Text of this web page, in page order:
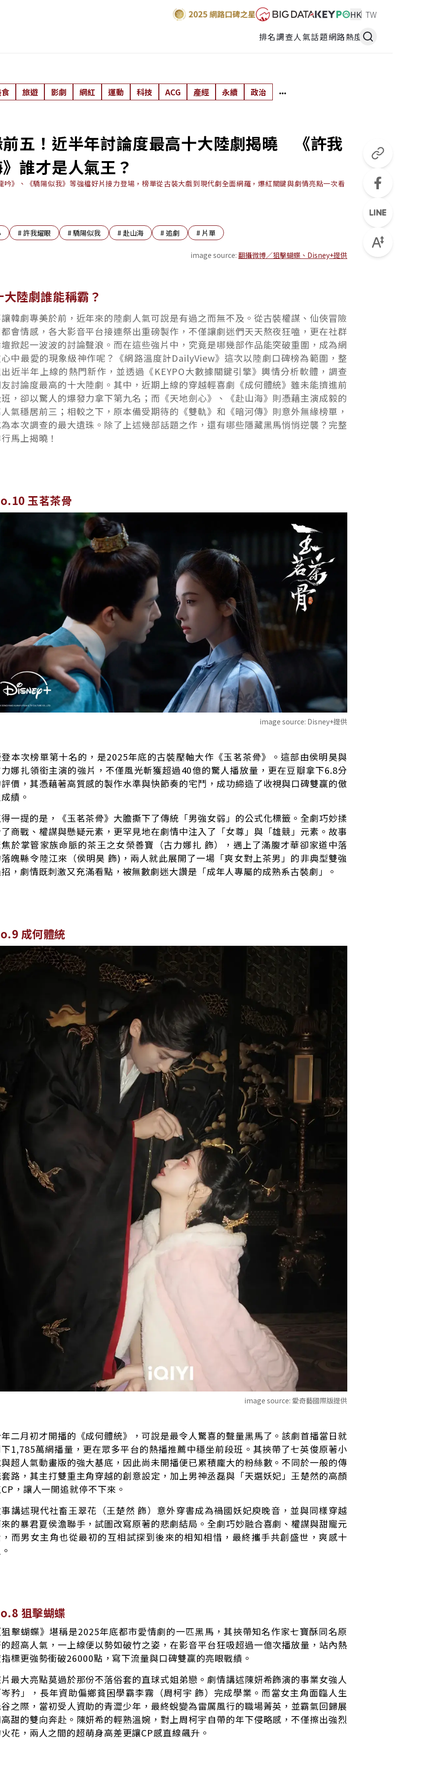
HK TW
排名調查人氣話題網路熱度
旅遊 影劇 網紅 運動 科技 ACG 產經 永續 政治
五！近半年討論度最高十大陸劇揭曉 《許我
誰才是人氣王？
》、《驕陽似我》等強檔好片接力登場，榜單從古裝大戲到現代劇全面網羅，爆紅關鍵與劇情亮點一次看
#許我耀眼 #驕陽似我 #赴山海 #追劇 # 片單
image source: 翻攝微博／狙擊蝴蝶、Disney+提供
大陸劇誰能稱霸？
韓劇專美於前，近年來的陸劇人氣可說是有過之而無不及。從古裝權謀、仙俠冒險
會情感，各大影音平台接連祭出重磅製作，不僅讓劇迷們天天熬夜狂嗑，更在社群
掀起一波波的討論聲浪。而在這些強片中，究竟是哪幾部作品能突破重圍，成為網
中最愛的現象級神作呢？《網路溫度計DailyView》這次以陸劇口碑榜為範圍，整
近半年上線的熱門新作，並透過《KEYPO大數據關鍵引擎》輿情分析軟體，調查
討論度最高的十大陸劇。其中，近期上線的穿越輕喜劇《成何體統》雖未能擠進前
，卻以驚人的爆發力拿下第九名；而《天地劍心》、《赴山海》則憑藉主演成毅的
氣穩居前三；相較之下，原本備受期待的《雙軌》和《暗河傳》則意外無緣榜單，
本次調查的最大遺珠。除了上述幾部話題之作，還有哪些隱藏黑馬悄悄逆襲？完整
馬上揭曉！
玉茗茶骨
image source: Disney+提供
本次榜單第十名的，是2025年底的古裝壓軸大作《玉茗茶骨》。這部由侯明昊與
娜扎領銜主演的強片，不僅風光斬獲超過40億的驚人播放量，更在豆瓣拿下6.8分
價，其憑藉著高質感的製作水準與快節奏的宅鬥，成功締造了收視與口碑雙贏的傲
績。
一提的是，《玉茗茶骨》大膽撕下了傳統「男強女弱」的公式化標籤。全劇巧妙揉
商戰、權謀與懸疑元素，更罕見地在劇情中注入了「女尊」與「雄競」元素。故事
於掌管家族命脈的茶王之女榮善寶（古力娜扎 飾），遇上了滿腹才華卻家道中落
魄縣令陸江來（侯明昊 飾)，兩人就此展開了一場「爽女對上茶男」的非典型雙強
，劇情既刺激又充滿看點，被無數劇迷大讚是「成年人專屬的成熟系古裝劇」。
成何體統
image source: 愛奇藝國際版提供
二月初才開播的《成何體統》，可說是最令人驚喜的聲量黑馬了。該劇首播當日就
1,785萬網播量，更在眾多平台的熱播推薦中穩坐前段班。其挾帶了七英俊原著小
超人氣動畫版的強大基底，因此尚未開播便已累積龐大的粉絲數。不同於一般的傳
路，其主打雙重主角穿越的創意設定，加上男神丞磊與「天選妖妃」王楚然的高顏
，讓人一開追就停不下來。
講述現代社畜王翠花（王楚然 飾）意外穿書成為禍國妖妃庾晚音，並與同樣穿越
的暴君夏侯澹聯手，試圖改寫原著的悲劇結局。全劇巧妙融合喜劇、權謀與甜寵元
而男女主角也從最初的互相試探到後來的相知相惜，最終攜手共創盛世，爽感十
狙擊蝴蝶
擊蝴蝶》堪稱是2025年底都市愛情劇的一匹黑馬，其挾帶知名作家七寶酥同名原
超高人氣，一上線便以勢如破竹之姿，在影音平台狂吸超過一億次播放量，站內熱
標更強勢衝破26000點，寫下流量與口碑雙贏的亮眼戰績。
最大亮點莫過於那份不落俗套的直球式姐弟戀。劇情講述陳妍希飾演的事業女強人
矜」，長年資助偏鄉貧困學霸李霧（周柯宇 飾）完成學業。而當女主角面臨人生
之際，當初受人資助的青澀少年，最終蛻變為雷厲風行的職場菁英，並霸氣回歸展
甜的雙向奔赴。陳妍希的輕熟溫婉，對上周柯宇自帶的年下侵略感，不僅擦出強烈
花，兩人之間的超萌身高差更讓CP感直線飆升。